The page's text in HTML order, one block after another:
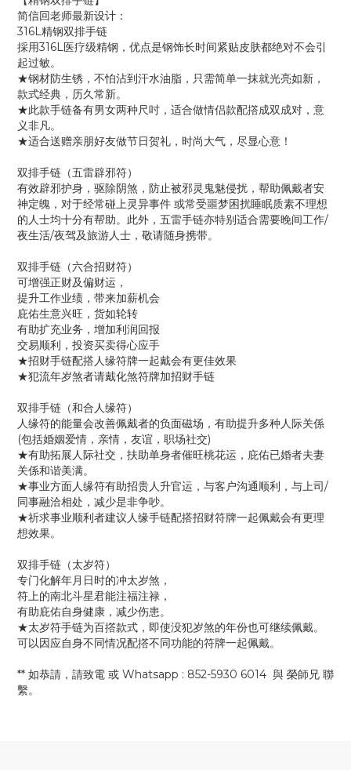
简信回老师最新设计：
316L精钢双排手链
採用316L医疗级精钢，优点是钢饰长时间紧贴皮肤都绝对不会引
起过敏。
★钢材防生锈，不怕沾到汗水油脂，只需简单一抹就光亮如新，
款式经典，历久常新。
★此款手链备有男女两种尺吋，适合做情侣款配撘成双成对，意
义非凡。
★适合送赠亲朋好友做节日贺礼，时尚大气，尽显心意！
双排手链（五雷辟邪符）
有效辟邪护身，驱除阴煞，防止被邪灵鬼魅侵扰，帮助佩戴者安
神定魄，对于经常碰上灵异事件 或常受噩梦困扰睡眠质素不理想
的人士均十分有帮助。此外，五雷手链亦特别适合需要晚间工作/
夜生活/夜驾及旅游人士，敬请随身携带。
双排手链（六合招财符）
可增强正财及偏财运，
提升工作业绩，带来加薪机会
庇佑生意兴旺，货如轮转
有助扩充业务，增加利润回报
交易顺利，投资买卖得心应手
★招财手链配搭人缘符牌一起戴会有更佳效果
★犯流年岁煞者请戴化煞符牌加招财手链
双排手链（和合人缘符）
人缘符的能量会改善佩戴者的负面磁场，有助提升多种人际关係
(包括婚姻爱情，亲情，友谊，职场社交)
★有助拓展人际社交，扶助单身者催旺桃花运，庇佑已婚者夫妻
关係和谐美满。
★事业方面人缘符有助招贵人升官运，与客户沟通顺利，与上司/
同事融洽相处，减少是非争吵。
★祈求事业顺利者建议人缘手链配搭招财符牌一起佩戴会有更理
想效果。
双排手链（太岁符）
专门化解年月日时的冲太岁煞，
符上的南北斗星君能注福注禄，
有助庇佑自身健康，减少伤患。
★太岁符手链为百撘款式，即使没犯岁煞的年份也可继续佩戴。
可以因应自身不同情况配撘不同功能的符牌一起佩戴。
** 如恭請，請致電 或 Whatsapp : 852-5930 6014 與 榮師兄 聯
繫。